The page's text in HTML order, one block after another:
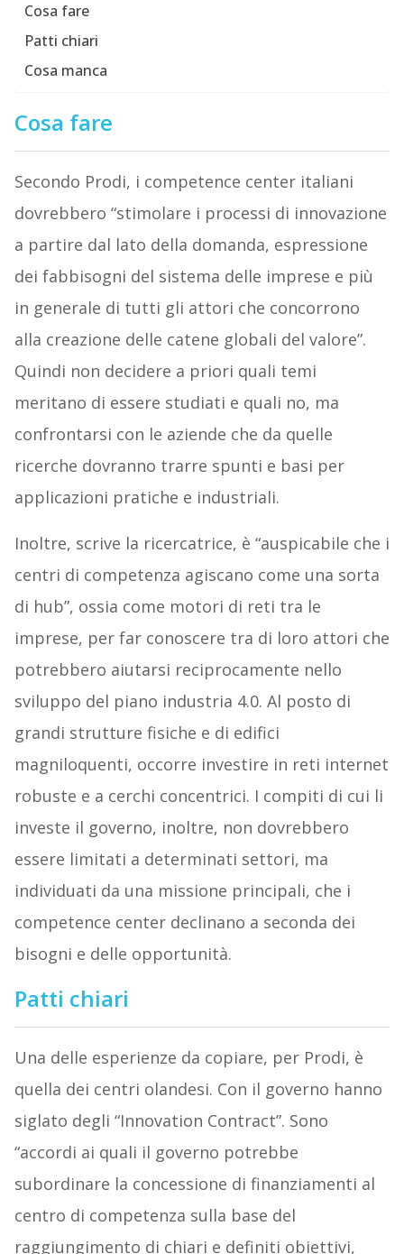
Cosa fare
Patti chiari
Cosa manca
Cosa fare
Secondo Prodi, i competence center italiani
dovrebbero “stimolare i processi di innovazione
a partire dal lato della domanda, espressione
dei fabbisogni del sistema delle imprese e più
in generale di tutti gli attori che concorrono
alla creazione delle catene globali del valore”.
Quindi non decidere a priori quali temi
meritano di essere studiati e quali no, ma
confrontarsi con le aziende che da quelle
ricerche dovranno trarre spunti e basi per
applicazioni pratiche e industriali.
Inoltre, scrive la ricercatrice, è “auspicabile che i
centri di competenza agiscano come una sorta
di hub”, ossia come motori di reti tra le
imprese, per far conoscere tra di loro attori che
potrebbero aiutarsi reciprocamente nello
sviluppo del piano industria 4.0. Al posto di
grandi strutture fisiche e di edifici
magniloquenti, occorre investire in reti internet
robuste e a cerchi concentrici. I compiti di cui li
investe il governo, inoltre, non dovrebbero
essere limitati a determinati settori, ma
individuati da una missione principali, che i
competence center declinano a seconda dei
bisogni e delle opportunità.
Patti chiari
Una delle esperienze da copiare, per Prodi, è
quella dei centri olandesi. Con il governo hanno
siglato degli “Innovation Contract”. Sono
“accordi ai quali il governo potrebbe
subordinare la concessione di finanziamenti al
centro di competenza sulla base del
raggiungimento di chiari e definiti obiettivi,